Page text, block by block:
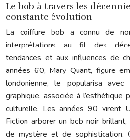
Le bob à travers les
constante évolution
La coiffure bob a connu de
interprétations au fil des
tendances et aux influences de
années 60, Mary Quant, figure
londonienne, le popularisa
graphique, associée à
culturelle. Les années 90 virent
Fiction arborer un bob noir
de mystère et de sophistication.